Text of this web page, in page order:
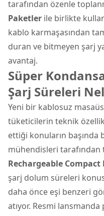
tarafından özenle
Paketler ile birlikte
kablo karmaşasından
duran ve bitmeyen şarj
avantaj.
Süper
Şarj Süreleri
Yeni bir kablosuz
tüketicilerin teknik
ettiği konuların başında
mühendisleri tarafından
Rechargeable
şarj dolum süreleri
daha önce eşi benzeri
atıyor. Resmi